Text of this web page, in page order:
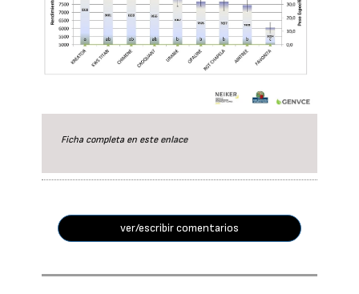
Ficha completa en este enlace
ver/escribir comentarios